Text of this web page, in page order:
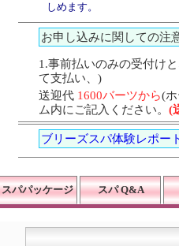
しめます。
お申し込みに関しての注
1.事前払いのみの受付け
て支払い、)
送迎代 1600バーツから(
ム内にご記入ください。(
ブリーズスパ体験レポー
スパパッケージ スパ Q&A